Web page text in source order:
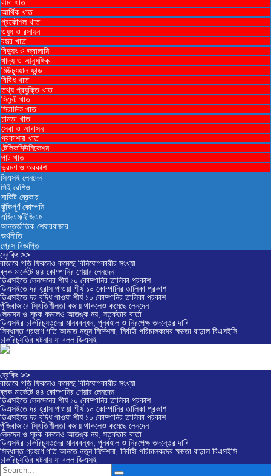
বীমা খাত
আর্থিক খাত
প্রকৌশল খাত
ওষুধ ও রসায়ন
বস্ত্র খাত
বিদ্যুৎ ও জ্বালানি
খাদ্য ও আনুষঙ্গিক
মিউচ্যুয়াল ফান্ড
বিবিধ খাত
তথ্য প্রযুক্তি খাত
সিমেন্ট খাত
সিরামিক খাত
চামড়া খাত
সেবা ও আবাসন
প্রকাশনা খাত
টেলিকমিউনিকেশন
পাট খাত
ভ্রমণ ও ‍অবকাশ
সিএসই লেনদেন
পিই রেশিও
সার্কিট ব্রেকার
ঝুঁকিপূর্ণ কোম্পনি
এজিএম/ইজিএম
আন্তর্জাতিক শেয়ারবাজার
অর্থনীতি
প্রেস বিজ্ঞপ্তি
ব্রেকিং >>
বাজারে গতি ফিরলেও কমেছে বিনিয়োগকারীর সংখ্যা
ব্লক মার্কেটে ৪৪ কোম্পানির শেয়ার লেনদেন
ডিএসইতে লেনদেনের শীর্ষ ১০ কোম্পানির তালিকা প্রকাশ
ডিএসইতে দর হ্রাস পাওয়া শীর্ষ ১০ কোম্পানির তালিকা প্রকাশ
ডিএসইতে দর বৃদ্ধি পাওয়া শীর্ষ ১০ কোম্পানির তালিকা প্রকাশ
পুঁজিবাজারে স্থিতিশীলতা বজায় থাকলেও কমেছে লেনদেন
লেনদেন ও সূচক কমলেও আতঙ্ক নয়, সতর্কতার বার্তা
ডিএসইর চাকরিচ্যুতদের মানববন্ধন, পুনর্বহাল ও নিরপেক্ষ তদন্তের দাবি
সিদ্ধান্ত গ্রহণে গতি আনতে নতুন নির্দেশনা, নির্বাহী পরিচালকদের ক্ষমতা বাড়াল বিএসইসি
চাকরিচ্যুতির ঘটনায় যা বলল ডিএসই
ব্রেকিং >>
বাজারে গতি ফিরলেও কমেছে বিনিয়োগকারীর সংখ্যা
ব্লক মার্কেটে ৪৪ কোম্পানির শেয়ার লেনদেন
ডিএসইতে লেনদেনের শীর্ষ ১০ কোম্পানির তালিকা প্রকাশ
ডিএসইতে দর হ্রাস পাওয়া শীর্ষ ১০ কোম্পানির তালিকা প্রকাশ
ডিএসইতে দর বৃদ্ধি পাওয়া শীর্ষ ১০ কোম্পানির তালিকা প্রকাশ
পুঁজিবাজারে স্থিতিশীলতা বজায় থাকলেও কমেছে লেনদেন
লেনদেন ও সূচক কমলেও আতঙ্ক নয়, সতর্কতার বার্তা
ডিএসইর চাকরিচ্যুতদের মানববন্ধন, পুনর্বহাল ও নিরপেক্ষ তদন্তের দাবি
সিদ্ধান্ত গ্রহণে গতি আনতে নতুন নির্দেশনা, নির্বাহী পরিচালকদের ক্ষমতা বাড়াল বিএসইসি
চাকরিচ্যুতির ঘটনায় যা বলল ডিএসই